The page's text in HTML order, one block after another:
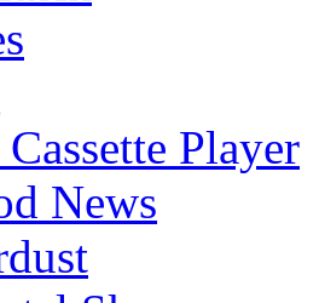
Player
News